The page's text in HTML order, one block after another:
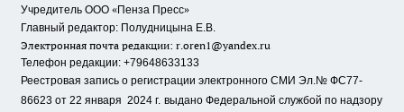
Учредитель ООО «Пенза Пресс»
Главный редактор: Полудницына Е.В.
Электронная почта редакции: r.oren1@yandex.ru
Телефон редакции: +79648633133
Реестровая запись о регистрации электронного СМИ Эл.№ ФС77-
86623 от 22 января 2024 г. выдано Федеральной службой по надзору